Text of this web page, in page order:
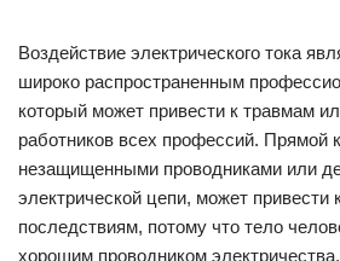
Воздействие электрического тока
широко распространенным
который может привести к травмам
работников всех профессий. Прямой
незащищенными проводниками или
электрической цепи, может привести
последствиям, потому что тело
хорошим проводником